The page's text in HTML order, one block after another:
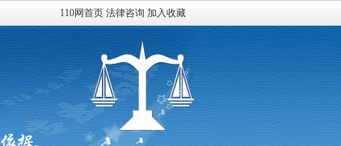
110网首页 法律咨询 加入收藏